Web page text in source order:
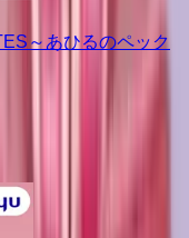
～あひるのペック